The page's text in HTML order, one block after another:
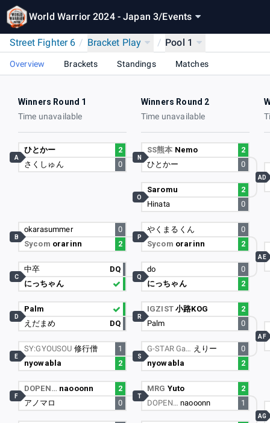
World Warrior 2024 - Japan 3/Events
Street Fighter 6 / Bracket Play / Pool 1
Overview Brackets Standings Matches
Winners Round 1
Time unavailable
Winners Round 2
Time unavailable
ひとかー
2
さくしゅん
0
A
okarasummer
0
Sycom orarinn 2
B
中卒
DQ
にっちゃん
C
Palm
えだまめ
DQ
D
SY:GYOUSOU 修行僧
1
nyowabla
2
E
DOPEN… naooonn
2
アノマロ
0
F
SS熊本 Nemo
2
ひとかー
0
N
Saromu
2
Hinata
0
O
やくまるくん
0
Sycom orarinn 2
P
do
0
にっちゃん
2
Q
IGZIST小路KOG
2
Palm
0
R
G-STAR Ga… えりー
0
nyowabla
2
S
MRG Yuto
2
DOPEN…naooonn 1
T
AD
AE
AF
AG